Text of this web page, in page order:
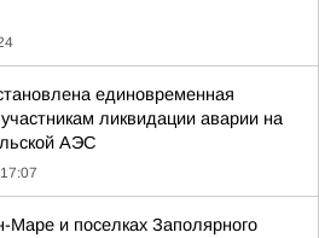
единовременная
ликвидации аварии на
АЭС
Маре и поселках Заполярного